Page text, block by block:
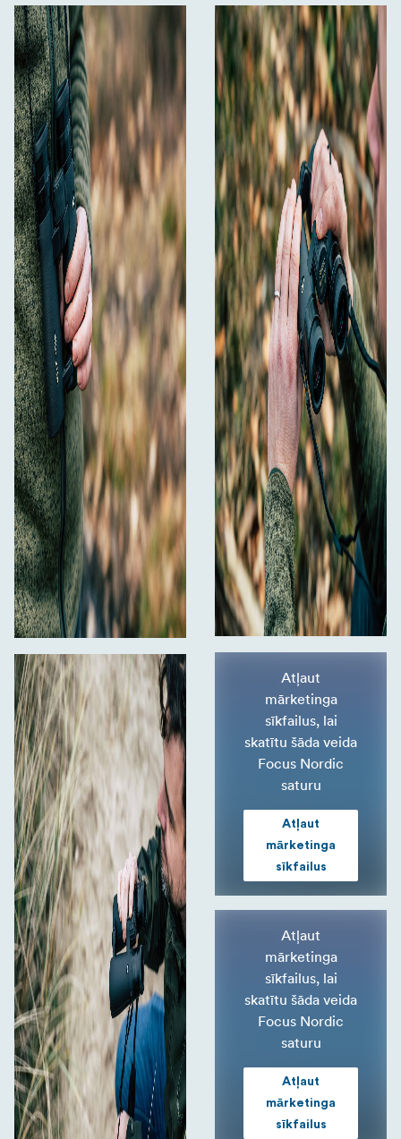
Atļaut
mārketinga
sīkfailus, lai
skatītu šāda veida
Focus Nordic
saturu
Atļaut
mārketinga
sīkfailus
Atļaut
mārketinga
sīkfailus, lai
skatītu šāda veida
Focus Nordic
saturu
Atļaut
mārketinga
sīkfailus